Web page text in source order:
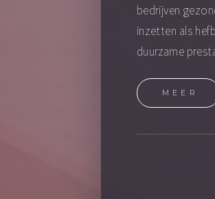
bedrijven
inzetten als
duurzame
MEER